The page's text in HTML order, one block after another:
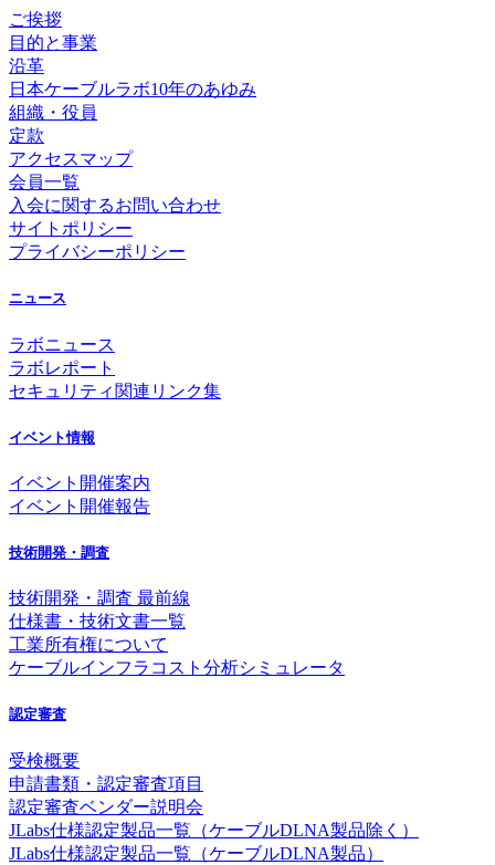
ご挨拶
目的と事業
沿革
日本ケーブルラボ10年のあゆみ
組織・役員
定款
アクセスマップ
会員一覧
入会に関するお問い合わせ
サイトポリシー
プライバシーポリシー
ニュース
ラボニュース
ラボレポート
セキュリティ関連リンク集
イベント情報
イベント開催案内
イベント開催報告
技術開発・調査
技術開発・調査 最前線
仕様書・技術文書一覧
工業所有権について
ケーブルインフラコスト分析シミュレータ
認定審査
受検概要
申請書類・認定審査項目
認定審査ベンダー説明会
JLabs仕様認定製品一覧（ケーブルDLNA製品除く）
JLabs仕様認定製品一覧（ケーブルDLNA製品）